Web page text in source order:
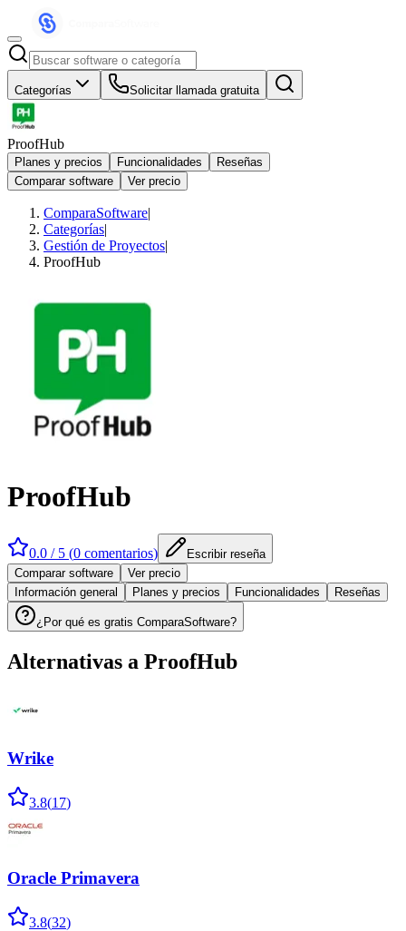
Categorías Solicitar llamada gratuita
ProofHub
Planes y precios Funcionalidades
Reseñas
Comparar software
Ver precio
ComparaSoftware|
Categorías|
Gestión de Proyectos|
ProofHub
ProofHub
0.0 / 5 (0 comentarios)
Escribir reseña
Comparar software
Ver precio
Información general
Planes y precios Funcionalidades Reseñas
¿Por qué es gratis ComparaSoftware?
Alternativas a ProofHub
Wrike
3.8(17)
Oracle Primavera
3.8(32)